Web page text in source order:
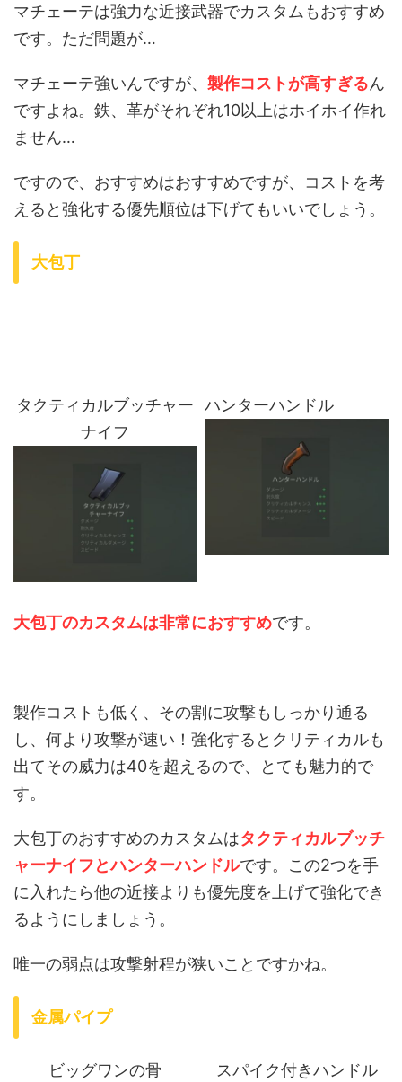
マチェーテは強力な近接武器でカスタムもおすすめ
です。ただ問題が…
マチェーテ強いんですが、 製作コストが高すぎるん
ですよね。鉄、革がそれぞれ10以上はホイホイ作れ
ません…
ですので、おすすめはおすすめですが、コストを考
えると強化する優先順位は下げてもいいでしょう。
大包丁
タクティカルブッチャー
ナイフ
ハンターハンドル
大包丁のカスタムは非常におすすめです。
製作コストも低く、その割に攻撃もしっかり通る
し、何より攻撃が速い！強化するとクリティカルも
出てその威力は40を超えるので、とても魅力的で
す。
大包丁のおすすめのカスタムはタクティカルブッチ
ャーナイフとハンターハンドルです。この2つを手
に入れたら他の近接よりも優先度を上げて強化でき
るようにしましょう。
唯一の弱点は攻撃射程が狭いことですかね。
金属パイプ
ビッグワンの骨 スパイク付きハンドル